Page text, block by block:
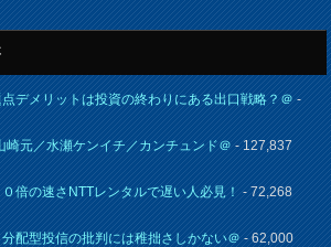
デメリットは投資の終わりにある出口戦略？＠-
崎元／水瀬ケンイチ／カンチュンド＠- 127,837
倍の速さNTTレンタルで遅い人必見！- 72,268
配型投信の批判には稚拙さしかない＠- 62,000